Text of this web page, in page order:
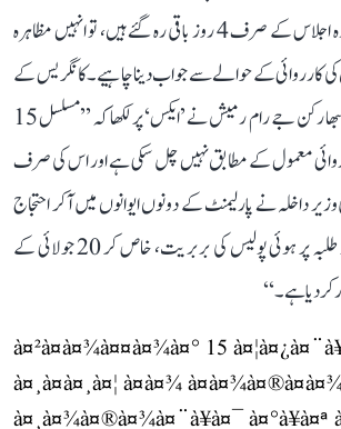
رہی ہے۔ اب جبکہ موجودہ اجلاس کے صرف 4 روز باقی رہ گئے ہیں، تو انہیں مظاہرہ
کارروائی کے حوالے سے جواب دینا چاہیے۔ کانگریس کے
جنرل سکریٹری اور راجیہ سبھا رکن جے رام رمیش نے ’ایکس‘ پر لکھا کہ ’’مسلسل 15
معمول کے مطابق نہیں چل سکی ہے اور اس کی صرف
داخلہ نے پارلیمنٹ کے دونوں ایوانوں میں آکر احتجاج
کرنے والے نوجوانوں اور طلبہ پر ہوئی پولیس کی بربریت، خاص کر 20 جولائی کے
کر دیا ہے۔‘‘
à¤²à¤à¤¾à¤¤à¤¾à¤° 15
à¤¸à¤à¤¸à¤¦ à¤à¤¾
à¤¸à¤¾à¤®à¤¾à¤¨à¥à¤¯ à¤°à¥à¤ª